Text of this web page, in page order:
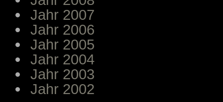
Jahr 2007
Jahr 2006
Jahr 2005
Jahr 2004
Jahr 2003
Jahr 2002